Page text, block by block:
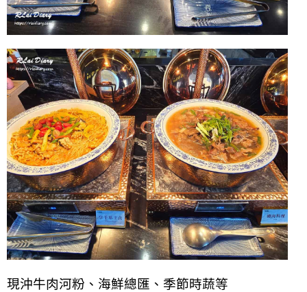
現沖牛肉河粉、海鮮總匯、季節時蔬等